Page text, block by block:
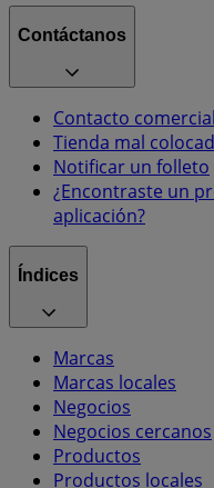
Contáctanos
Contacto
Tienda mal
Notificar un folleto
¿Encontraste un
aplicación?
Índices
Marcas
Marcas locales
Negocios
Negocios cercanos
Productos
Productos locales